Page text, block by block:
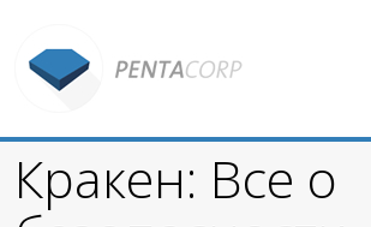
Кракен: Все о